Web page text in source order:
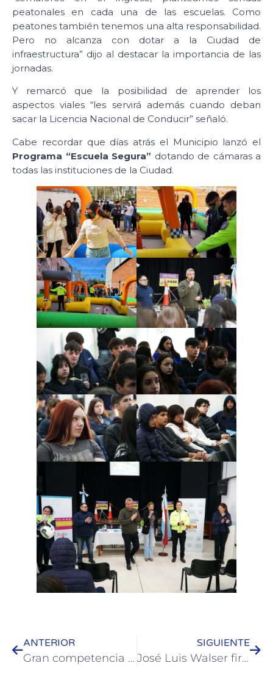
peatonales en cada una de las escuelas. Como
peatones también tenemos una alta responsabilidad.
Pero no alcanza con dotar a la Ciudad de
infraestructura” dijo al destacar la importancia de las
jornadas.
Y remarcó que la posibilidad de aprender los
aspectos viales “les servirá además cuando deban
sacar la Licencia Nacional de Conducir” señaló.
Cabe recordar que días atrás el Municipio lanzó el
Programa “Escuela Segura” dotando de cámaras a
todas las instituciones de la Ciudad.
ANTERIOR
Gran competencia internacional de Tejo tuvo lugar en Colón
SIGUIENTE
José Luis Walser firmó un convenio marco de cooperación con la Dirección General de Educación Técnico Profesional de Uruguay